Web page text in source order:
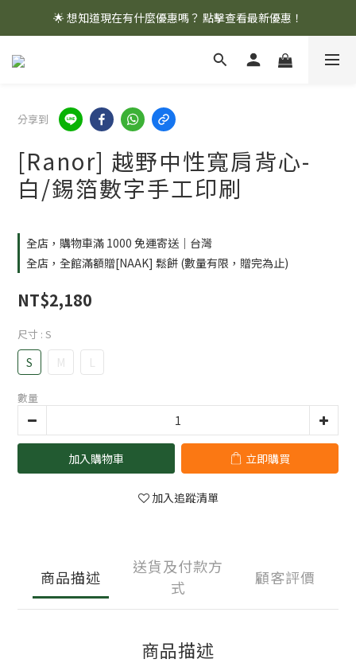
🌟 想知道現在有什麼優惠嗎？ 點擊查看最新優惠！
🌟 想知道現在有什麼優惠嗎？ 點擊查看最新優惠！
全館消費滿 $1,000 即享免運優惠
分享到
[Ranor] 越野中性寬肩背心-
白/錫箔數字手工印刷
全店，購物車滿 1000 免運寄送｜台灣
全店，全館滿額贈[NAAK] 鬆餅 (數量有限，贈完為止)
NT$2,180
尺寸 : S
S M L
數量
加入購物車 立即購買
加入追蹤清單
商品描述
送貨及付款方
式
顧客評價
商品描述